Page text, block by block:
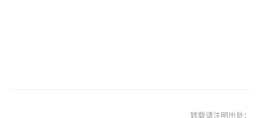
转载请注明出处；